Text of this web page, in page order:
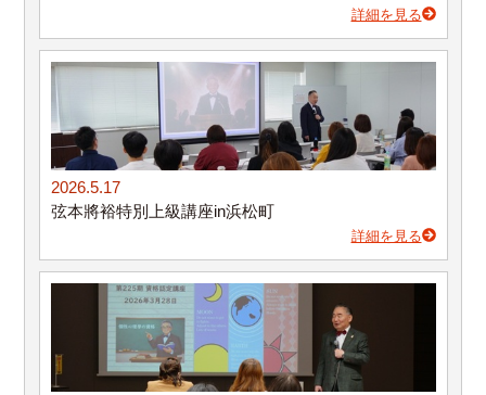
詳細を見る
2026.5.17
弦本將裕特別上級講座in浜松町
詳細を見る